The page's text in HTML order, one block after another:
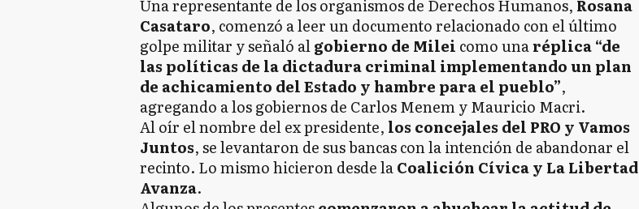
Una representante de los organismos de Derechos Humanos, Rosana
Casataro, comenzó a leer un documento relacionado con el último
golpe militar y señaló algobierno de Milei como unaréplica “de
las políticas de la dictadura criminal implementando un plan
de achicamiento del Estado y hambre para el pueblo”,
agregando a los gobiernos de Carlos Menem y Mauricio Macri.
Al oír el nombre del ex presidente, los concejales del PRO y Vamos
Juntos, se levantaron de sus bancas con la intención de abandonar el
recinto. Lo mismo hicieron desde laCoalición Cívica y La Libertad
Avanza.